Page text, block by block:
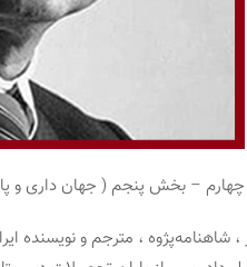
– بخش پنجم ( جهان داری و
سال ۱۳۰۴) پژوهشگر ، شاهنامه‌پژوه